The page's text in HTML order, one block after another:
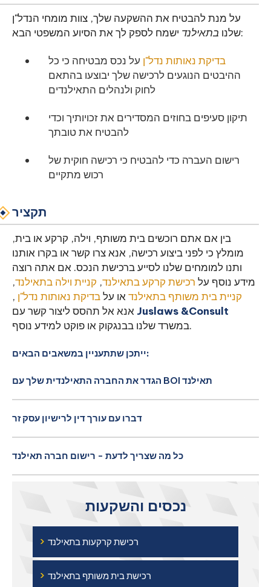
על מנת להבטיח את ההשקעה שלך, צוות מומחי הנדל"ן
שלנו בתאילנד ישמח לספק לך את הסיוע המשפטי הבא:
בדיקת נאותות נדל"ן על נכס מבטיחה כי כל
ההיבטים הנוגעים לרכישה שלך יבוצעו בהתאם
לחוק ולנהלים התאילנדים
תיקון סעיפים בחוזים המסדירים את זכויותיך וכדי
להבטיח את טובתך
רישום העברה כדי להבטיח כי רכישה חוקית של
רכוש מתקיים
תקציר
בין אם אתם רוכשים בית משותף, וילה, קרקע או בית,
מומלץ כי לפני ביצוע רכישה, אנא צרו קשר או בקרו אותנו
ותנו למומחים שלנו לסייע ברכישת הנכס. אם אתה רוצה
מידע נוסף על רכישת קרקע בתאילנד, קניית וילה בתאילנד,
קניית בית משותף בתאילנדאו עלבדיקת נאותות נדל"ן ,
Juslaws &Consult
במשרד שלנו בבנגקוק או פוקט למידע נוסף.
ייתכן שתתעניין במשאבים הבאים:
הגדר את החברה התאילנדית שלך עם BOI תאילנד
דברו עם עורך דין לרישיון עסק זר
כל מה שצריך לדעת - רישום חברה תאילנד
נכסים והשקעות
› רכישת קרקעות בתאילנד
› רכישת בית משותף בתאילנד